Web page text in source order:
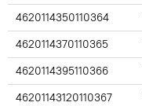
4620114350110364
4620114370110365
4620114395110366
46201143120110367